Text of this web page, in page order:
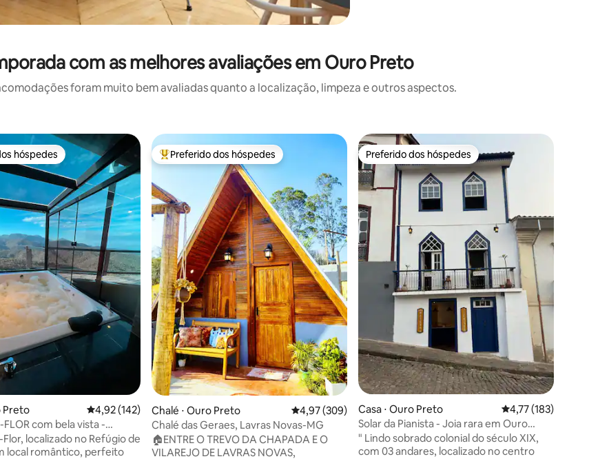
com as melhores avaliações em Ouro Preto
foram muito bem avaliadas quanto a localização, limpeza e outros aspectos.
de 5, 201 avaliações
hóspedes
hóspedes
Preto 4,92 de uma avaliação média de 5, 142 avaliações
4,92 (142)
FLOR com bela vista -
localizado no Refúgio de
local romântico, perfeito
Entre os melhores preferidos dos hóspedes
Preferido dos hóspedes
Chalé ⋅ Ouro Preto 4,97 de uma avaliação média de 5, 309 avaliações
4,97 (309)
Chalé das Geraes, Lavras Novas-MG
🏠ENTRE O TREVO DA CHAPADA E O
VILAREJO DE LAVRAS NOVAS,
Preferido dos hóspedes
Preferido dos hóspedes
Casa ⋅ Ouro Preto 4,77 de uma avaliação
4,77 (183)
Solar da Pianista - Joia rara em Ouro
Preto
" Lindo sobrado colonial do século XIX,
com 03 andares, localizado no centro